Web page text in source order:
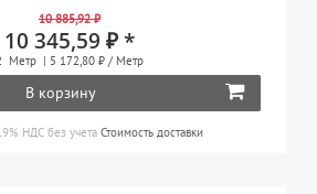
10 885,92 ₽
10 345,59 ₽ *
Метр | 5 172,80 ₽ / Метр
В корзину
НДС без учета Стоимость доставки